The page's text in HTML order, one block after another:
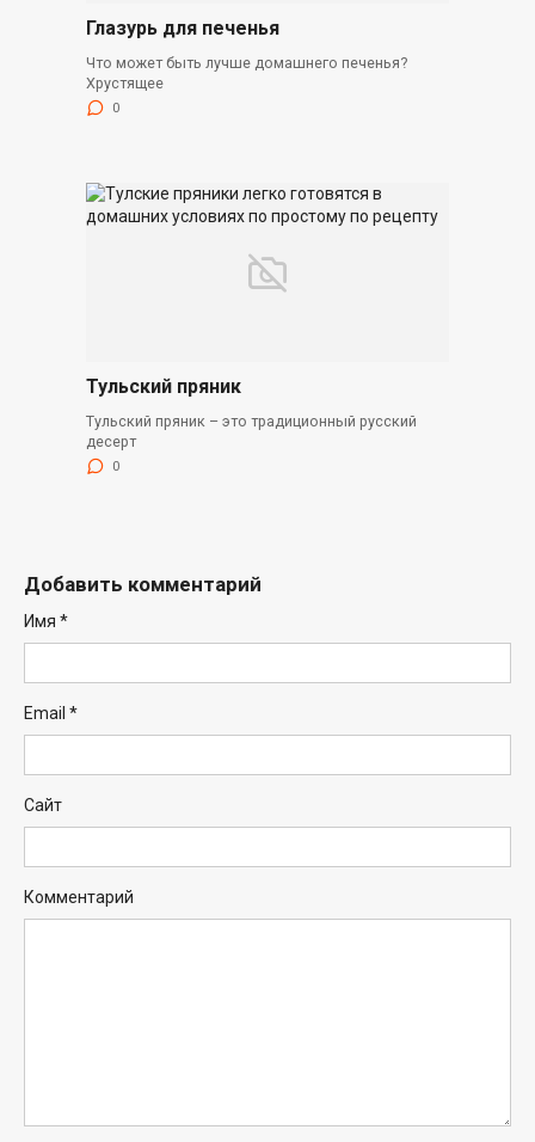
Глазурь для печенья
Что может быть лучше домашнего печенья?
Хрустящее
0
Тульский пряник
Тульский пряник – это традиционный русский
десерт
0
Добавить комментарий
Имя *
Email *
Сайт
Комментарий